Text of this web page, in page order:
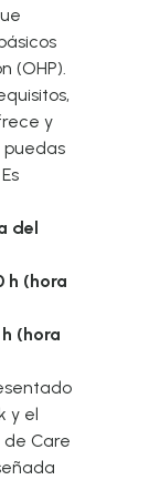
(OHP).
y
puedas
del
h (hora
(hora
y el
Care